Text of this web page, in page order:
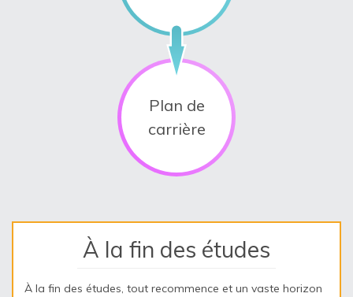
Plan de
carrière
À la fin des études
À la fin des études, tout recommence et un vaste horizon